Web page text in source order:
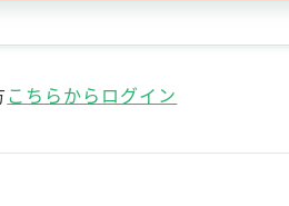
こちらからログイン